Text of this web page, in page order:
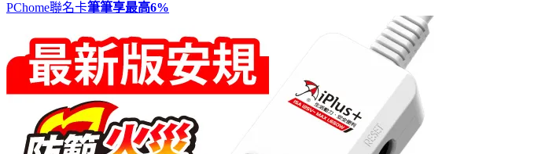
PChome聯名卡筆筆享最高6%